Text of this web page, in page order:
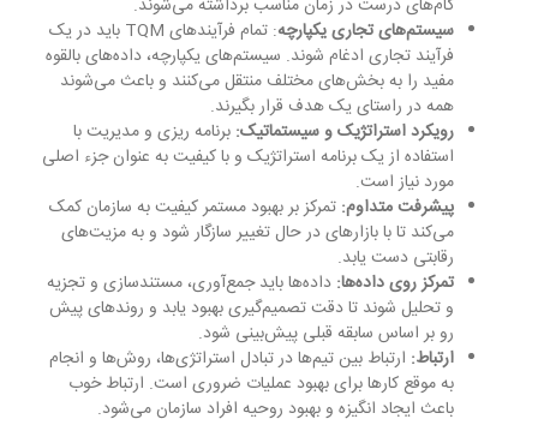
گام‌های درست در زمان مناسب برداشته می‌شوند.
سیستم‌های تجاری یکپارچه
: تمام فرآیندهای TQM باید در یک
فرآیند تجاری ادغام شوند. سیستم‌های یکپارچه، داده‌های بالقوه
مفید را به بخش‌های مختلف منتقل می‌کنند و باعث می‌شوند
همه در راستای یک هدف قرار بگیرند.
رویکرد استراتژیک و سیستماتیک: برنامه ریزی و مدیریت با
استفاده از یک برنامه استراتژیک و با کیفیت به عنوان جزء اصلی
مورد نیاز است.
پیشرفت متداوم: تمرکز بر بهبود مستمر کیفیت به سازمان کمک
می‌کند تا با بازارهای در حال تغییر سازگار شود و به مزیت‌های
رقابتی دست یابد.
تمرکز روی داده‌ها: داده‌ها باید جمع‌آوری، مستندسازی و تجزیه
و تحلیل شوند تا دقت تصمیم‌گیری بهبود یابد و روندهای پیش
رو بر اساس سابقه قبلی پیش‌بینی شود.
ارتباط: ارتباط بین تیم‌ها در تبادل استراتژی‌ها، روش‌ها و انجام
به موقع کارها برای بهبود عملیات ضروری است. ارتباط خوب
باعث ایجاد انگیزه و بهبود روحیه افراد سازمان می‌شود.